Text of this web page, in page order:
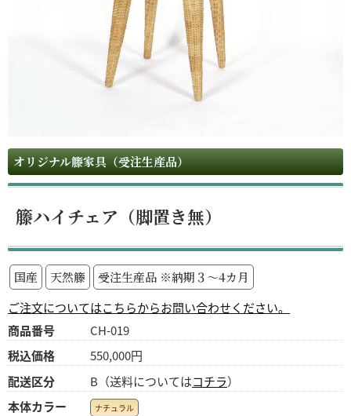
オリジナル籐家具（受注生産品）
籐ハイチェア（脚置き無）
国産 天然籐
受注生産品 ※納期３～4カ月
ご注文についてはこちらからお問い合わせください。
商品番号
CH-019
税込価格
550,000円
配送区分
B（送料についてはコチラ）
本体カラー
ナチュラル